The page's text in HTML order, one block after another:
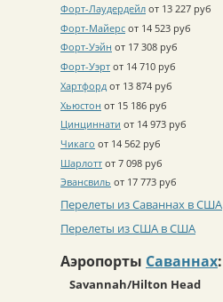
Форт-Лаудердейл от 13 227 руб
Форт-Майерс от 14 523 руб
Форт-Уэйн от 17 308 руб
Форт-Уэрт от 14 710 руб
Хартфорд от 13 874 руб
Хьюстон от 15 186 руб
Цинциннати от 14 973 руб
Чикаго от 14 562 руб
Шарлотт от 7 098 руб
Эвансвиль от 17 773 руб
Перелеты из Саваннах в США
Перелеты из США в США
Аэропорты Саваннах:
Savannah/Hilton Head